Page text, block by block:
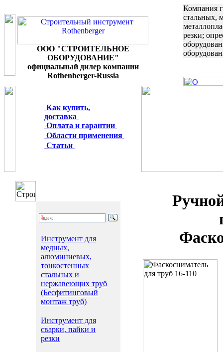
ООО "СТРОИТЕЛЬНОЕ
ОБОРУДОВАНИЕ"
официальный дилер компании
Rothenberger-Russia
Компания
стальных,
резки;
Как купить,
доставка
Оплата и гарантии
Области применения
Статьи
Инструмент для
медных,
алюминиевых,
тонкостенных
стальных и
нержавеющих труб
(Бесфитинговый
монтаж труб)
Инструмент для
сварки, пайки и
резки